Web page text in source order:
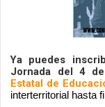
Ya puedes
Jornada del 4
Estatal de
interterritorial hasta